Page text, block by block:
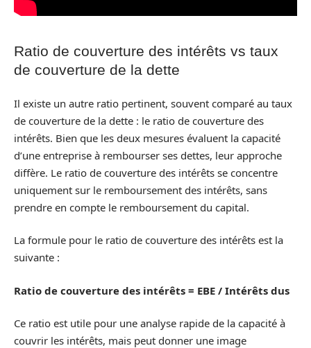
Ratio de couverture des intérêts vs taux
de couverture de la dette
Il existe un autre ratio pertinent, souvent comparé au taux
de couverture de la dette : le ratio de couverture des
intérêts. Bien que les deux mesures évaluent la capacité
d’une entreprise à rembourser ses dettes, leur approche
diffère. Le ratio de couverture des intérêts se concentre
uniquement sur le remboursement des intérêts, sans
prendre en compte le remboursement du capital.
La formule pour le ratio de couverture des intérêts est la
suivante :
Ratio de couverture des intérêts = EBE / Intérêts dus
Ce ratio est utile pour une analyse rapide de la capacité à
couvrir les intérêts, mais peut donner une image